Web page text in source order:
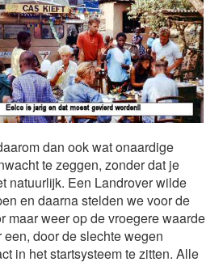
dan ook wat onaardige
te zeggen, zonder dat je
natuurlijk. Een Landrover wilde
en daarna stelden we voor de
maar weer op de vroegere waarde
door de slechte wegen
in het startsysteem te zitten. Alle